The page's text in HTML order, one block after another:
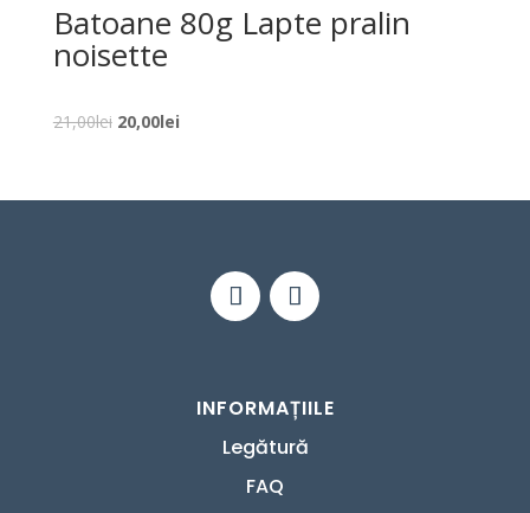
9,45lei.
Batoane 80g Lapte pralin
noisette
21,00lei Prețul
fost:
20,00leiPrețul
20,00lei.
INFORMAȚIILE
Legătură
FAQ